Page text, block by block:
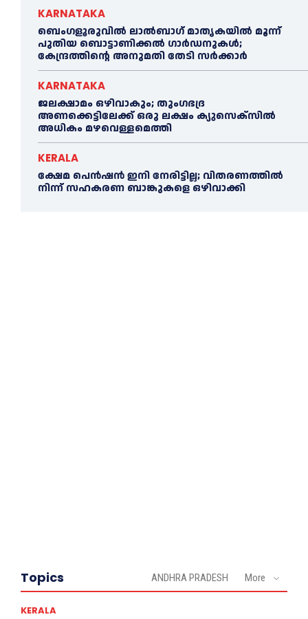
KARNATAKA
ബെംഗളൂരുവിൽ ലാൽബാഗ് മാതൃകയിൽ മൂന്ന്
പുതിയ ബൊട്ടാണിക്കൽ ഗാർഡനുകൾ;
കേന്ദ്രത്തിന്റെ അനുമതി തേടി സർക്കാർ
KARNATAKA
ജലക്ഷാമം ഒഴിവാകും; തുംഗഭദ്ര
അണക്കെട്ടിലേക്ക് ഒരു ലക്ഷം ക്യുസെക്സില്‍
അധികം മഴവെള്ളമെത്തി
KERALA
ക്ഷേമ പെൻഷൻ ഇനി നേരിട്ടില്ല; വിതരണത്തിൽ
നിന്ന് സഹകരണ ബാങ്കുകളെ ഒഴിവാക്കി
Topics ANDHRA PRADESH More
KERALA